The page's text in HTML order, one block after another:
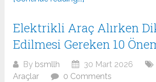
Elektrikli Araç Alırken
Edilmesi Gereken 10
By bsmllh 30 Mart 2026
Araçlar
0 Comments